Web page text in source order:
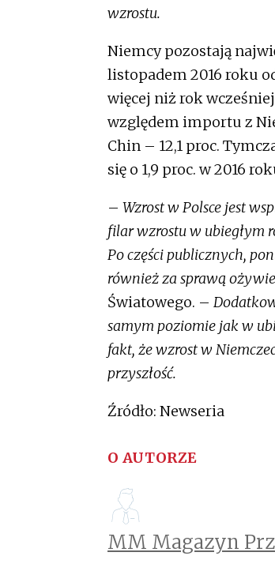
wzrostu.
Niemcy pozostają
listopadem 2016 roku
więcej niż rok
względem importu z
Chin – 12,1 proc.
się o 1,9 proc. w 2016
– Wzrost w Polsce jest
filar wzrostu w ubiegłym
Po części publicznych,
również za sprawą
Światowego. –
samym poziomie jak w
fakt, że wzrost w
przyszłość.
Źródło: Newseria
O AUTORZE
MM Magazyn